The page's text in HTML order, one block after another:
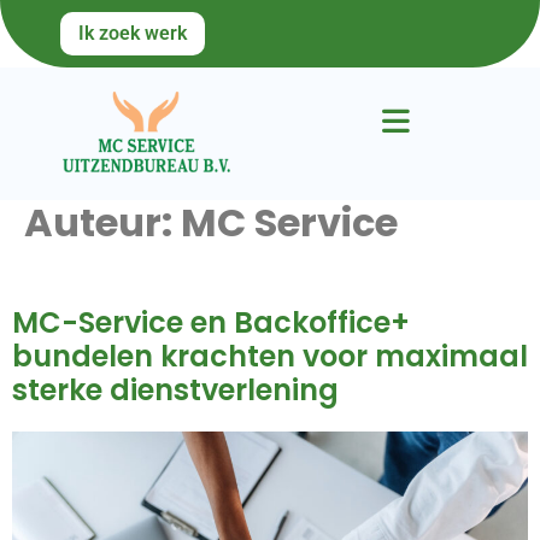
Ik zoek werk
Auteur: MC Service
MC-Service en Backoffice+
bundelen krachten voor maximaal
sterke dienstverlening